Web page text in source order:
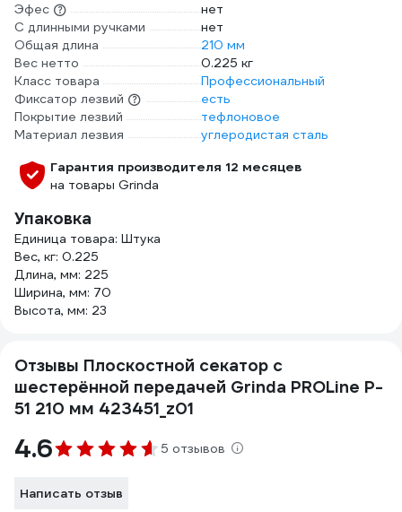
Эфес
нет
С длинными ручками
нет
Общая длина
210 мм
Вес нетто
0.225 кг
Класс товара
Профессиональный
Фиксатор лезвий
есть
Покрытие лезвий
тефлоновое
Материал лезвия
углеродистая сталь
Гарантия производителя 12 месяцев
на товары Grinda
Упаковка
Единица товара: Штука
Вес, кг: 0.225
Длина, мм: 225
Ширина, мм: 70
Высота, мм: 23
Отзывы Плоскостной секатор с
шестерённой передачей Grinda PROLine P-
51 210 мм 423451_z01
4.6 5 отзывов
Написать отзыв